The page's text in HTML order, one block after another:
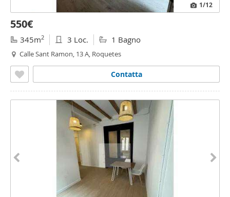
1/12
550€
345m2 3 Loc. 1 Bagno
Calle Sant Ramon, 13 A, Roquetes
Contatta